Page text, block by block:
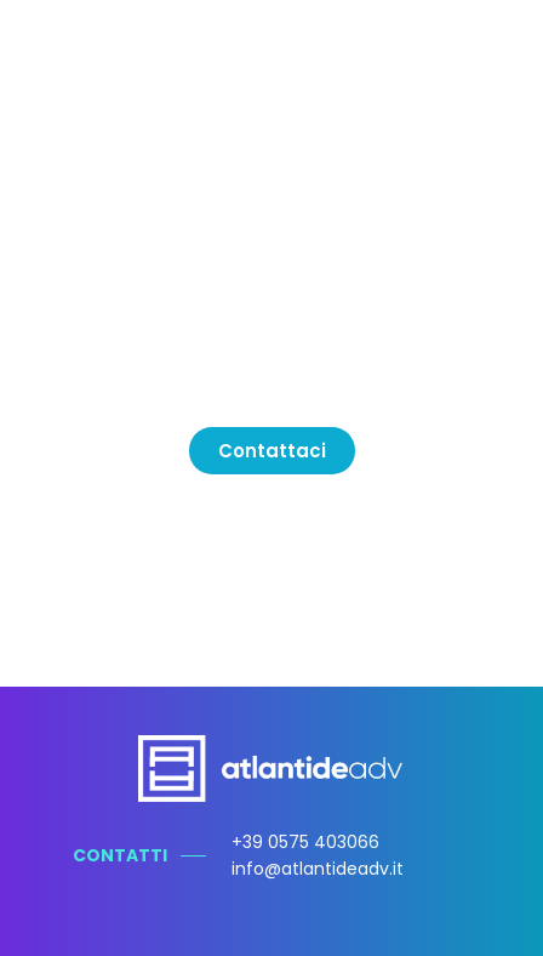
Contattaci
CONTATTI
+39 0575 403066
info@atlantideadv.it